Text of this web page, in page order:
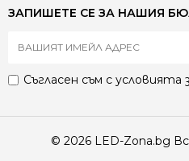
ЗАПИШЕТЕ СЕ ЗА НАШИЯ
Съгласен съм с условията
© 2026 LED-Zona.bg